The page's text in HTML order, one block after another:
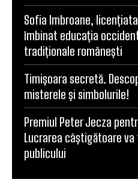
Sofia Imbroane,
îmbinat educația
tradiționale românești
Timișoara secretă.
misterele și simbolurile!
Premiul Peter Jecza
Lucrarea câștigătoare
publicului